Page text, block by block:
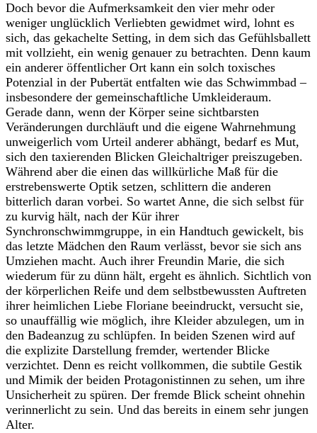
Doch bevor die Aufmerksamkeit den vier mehr oder
weniger unglücklich Verliebten gewidmet wird, lohnt es
sich, das gekachelte Setting, in dem sich das Gefühlsballett
mit vollzieht, ein wenig genauer zu betrachten. Denn kaum
ein anderer öffentlicher Ort kann ein solch toxisches
Potenzial in der Pubertät entfalten wie das Schwimmbad –
insbesondere der gemeinschaftliche Umkleideraum.
Gerade dann, wenn der Körper seine sichtbarsten
Veränderungen durchläuft und die eigene Wahrnehmung
unweigerlich vom Urteil anderer abhängt, bedarf es Mut,
sich den taxierenden Blicken Gleichaltriger preiszugeben.
Während aber die einen das willkürliche Maß für die
erstrebenswerte Optik setzen, schlittern die anderen
bitterlich daran vorbei. So wartet Anne, die sich selbst für
zu kurvig hält, nach der Kür ihrer
Synchronschwimmgruppe, in ein Handtuch gewickelt, bis
das letzte Mädchen den Raum verlässt, bevor sie sich ans
Umziehen macht. Auch ihrer Freundin Marie, die sich
wiederum für zu dünn hält, ergeht es ähnlich. Sichtlich von
der körperlichen Reife und dem selbstbewussten Auftreten
ihrer heimlichen Liebe Floriane beeindruckt, versucht sie,
so unauffällig wie möglich, ihre Kleider abzulegen, um in
den Badeanzug zu schlüpfen. In beiden Szenen wird auf
die explizite Darstellung fremder, wertender Blicke
verzichtet. Denn es reicht vollkommen, die subtile Gestik
und Mimik der beiden Protagonistinnen zu sehen, um ihre
Unsicherheit zu spüren. Der fremde Blick scheint ohnehin
verinnerlicht zu sein. Und das bereits in einem sehr jungen
Alter.